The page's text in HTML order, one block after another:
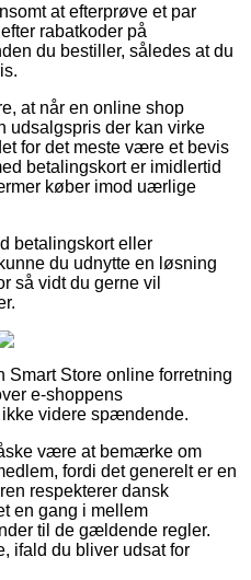
at efterprøve et par
rabatkoder på
du bestiller, således at du
at når en online shop
udsalgspris der kan virke
for det meste være et bevis
betalingskort er imidlertid
køber imod uærlige
betalingskort eller
du udnytte en løsning
så vidt du gerne vil
Smart Store online forretning
e-shoppens
videre spændende.
være at bemærke om
fordi det generelt er en
respekterer dansk
en gang i mellem
til de gældende regler.
ifald du bliver udsat for